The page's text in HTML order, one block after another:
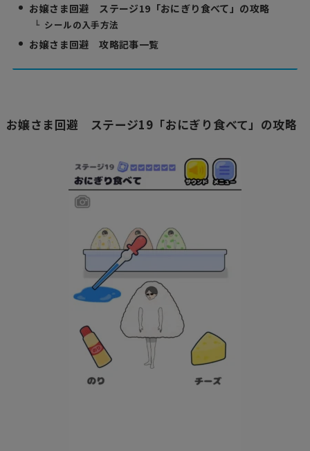
お嬢さま回避 ステージ19「おにぎり食べて」の攻略
シールの入手方法
お嬢さま回避 攻略記事一覧
お嬢さま回避 ステージ19「おにぎり食べて」の攻略